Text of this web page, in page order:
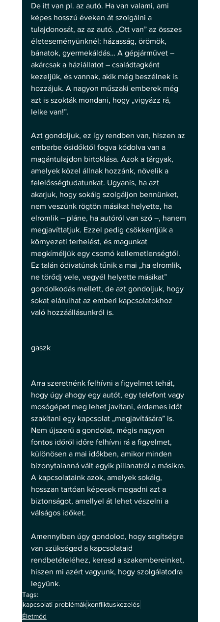
De itt van pl. az autó. Ha van valami, ami
képes hosszú éveken át szolgálni a
tulajdonosát, az az autó. „Ott van” az összes
életeseményünknél: házasság, örömök,
bánatok, gyermekáldás… A gépjárművet –
akárcsak a háziállatot – családtagként
kezeljük, és vannak, akik még beszélnek is
hozzájuk. A nagyon műszaki emberek még
azt is szokták mondani, hogy „vigyázz rá,
lelke van!”.
Azt gondoljuk, ez így rendben van, hiszen az
emberbe ősidőktől fogva kódolva van a
magántulajdon birtoklása. Azok a tárgyak,
amelyek közel állnak hozzánk, növelik a
felelősségtudatunkat. Ugyanis, ha azt
akarjuk, hogy sokáig szolgáljon bennünket,
nem veszünk rögtön másikat helyette, ha
elromlik – pláne, ha autóról van szó –, hanem
megjavíttatjuk. Ezzel pedig csökkentjük a
környezeti terhelést, és magunkat
megkíméljük egy csomó kellemetlenségtől.
Ez talán ódivatúnak tűnik a mai „ha elromlik,
ne törődj vele, vegyél helyette másikat”
gondolkodás mellett, de azt gondoljuk, hogy
sokat elárulhat az emberi kapcsolatokhoz
való hozzáállásunkról is.
gaszk
Arra szeretnénk felhívni a figyelmet tehát,
hogy úgy ahogy egy autót, egy telefont vagy
mosógépet meg lehet javítani, érdemes időt
szakítani egy kapcsolat „megjavítására” is.
Nem újszerű a gondolat, mégis nagyon
fontos időről időre felhívni rá a figyelmet,
különösen a mai időkben, amikor minden
bizonytalanná vált egyik pillanatról a másikra.
A kapcsolataink azok, amelyek sokáig,
hosszan tartóan képesek megadni azt a
biztonságot, amellyel át lehet vészelni a
válságos időket.
Amennyiben úgy gondolod, hogy segítségre
van szükséged a kapcsolataid
rendbetételéhez, keresd a szakembereinket,
hiszen mi azért vagyunk, hogy szolgálatodra
legyünk.
Tags:
kapcsolati problémák konfliktuskezelés
Életmód